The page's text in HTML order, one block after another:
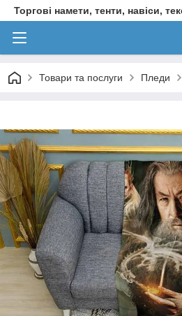
Торгові намети, тенти, навіси,
Товари та послуги Пледи